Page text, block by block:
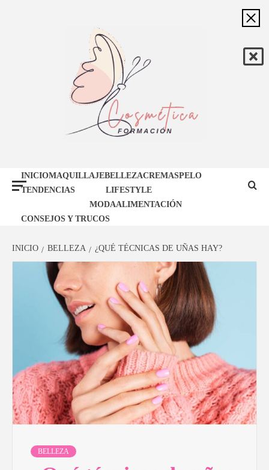
COSMÉTICA
INICIOMAQUILLAJEBELLEZACREMASPELO
TENDENCIAS
LIFESTYLE
MODAALIMENTACIÓN
CONSEJOS Y TRUCOS
INICIO BELLEZA ¿QUÉ TÉCNICAS DE UÑAS HAY?
BELLEZA